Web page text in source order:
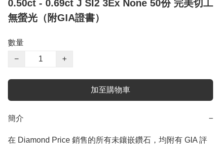
0.50ct - 0.69ct J SI2 3Ex None 50份 完美切工
無螢光（附GIA證書）
數量
−
+
加至購物車
簡介 −
在 Diamond Price 銷售的所有未鑲嵌鑽石，均附有 GIA 評